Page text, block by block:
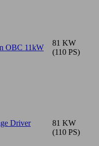
OBC 11kW
81 KW
(110 PS)
Driver
81 KW
(110 PS)